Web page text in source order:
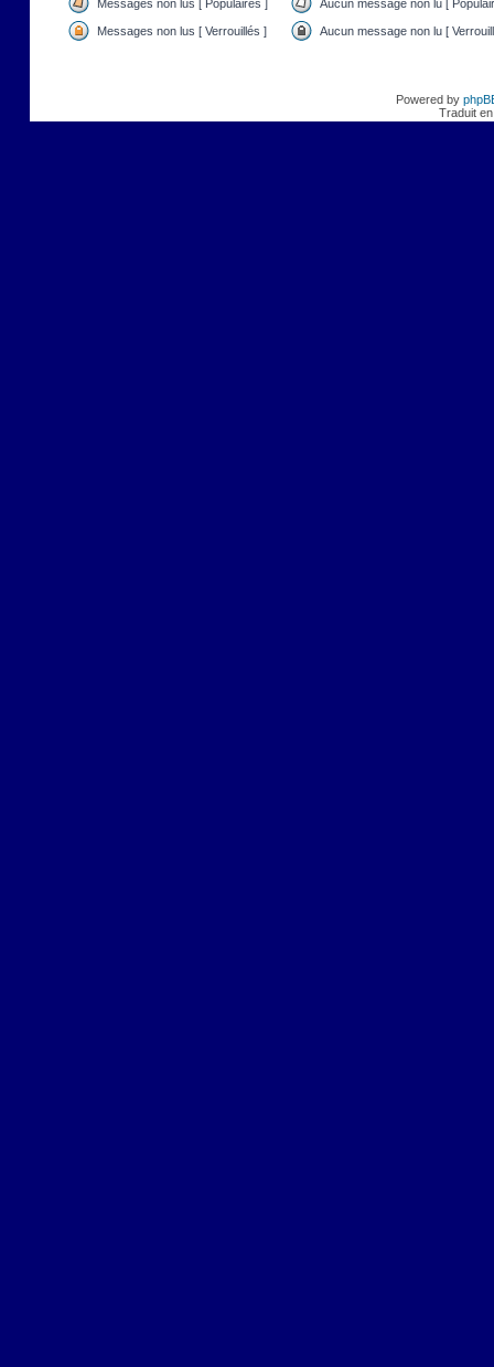
Messages non lus [ Populaires ] Aucun message non lu [
Messages non lus [ Verrouillés ] Aucun message non lu [
Powered by
Traduit